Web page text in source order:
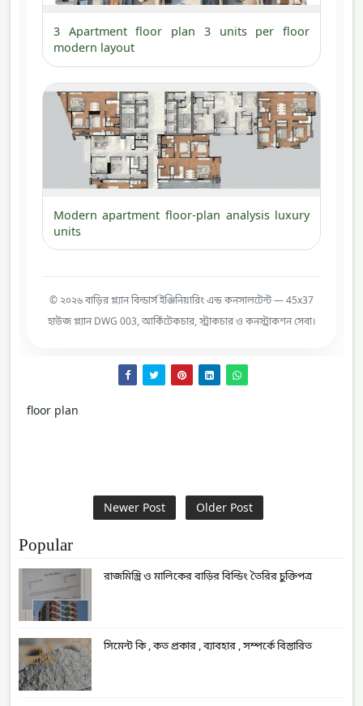
3 Apartment floor plan 3 units per floor
modern layout
Modern apartment floor-plan analysis luxury
units
© ২০২৬ বাড়ির প্ল্যান বিল্ডার্স ইঞ্জিনিয়ারিং এন্ড কনসালটেন্ট — 45x37
হাউজ প্ল্যান DWG 003, আর্কিটেকচার, স্ট্রাকচার ও কনস্ট্রাকশন সেবা।
floor plan
Newer Post Older Post
Popular
রাজমিস্ত্রি ও মালিকের বাড়ির বিল্ডিং তৈরির চুক্তিপত্র
সিমেন্ট কি , কত প্রকার , ব্যাবহার , সম্পর্কে বিস্তারিত